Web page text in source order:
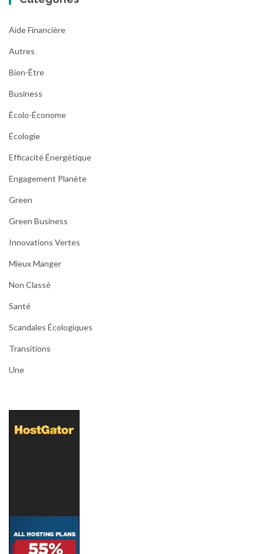
Aide Financière
Autres
Bien-Être
Business
Écolo-Économe
Écologie
Efficacité Énergétique
Engagement Planète
Green
Green Business
Innovations Vertes
Mieux Manger
Non Classé
Santé
Scandales Écologiques
Transitions
Une